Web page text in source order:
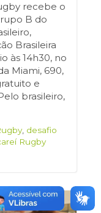
recebe o
B do
Brasileira
às 14h30, no
Miami, 690,
e
brasileiro,
desafio
Rugby